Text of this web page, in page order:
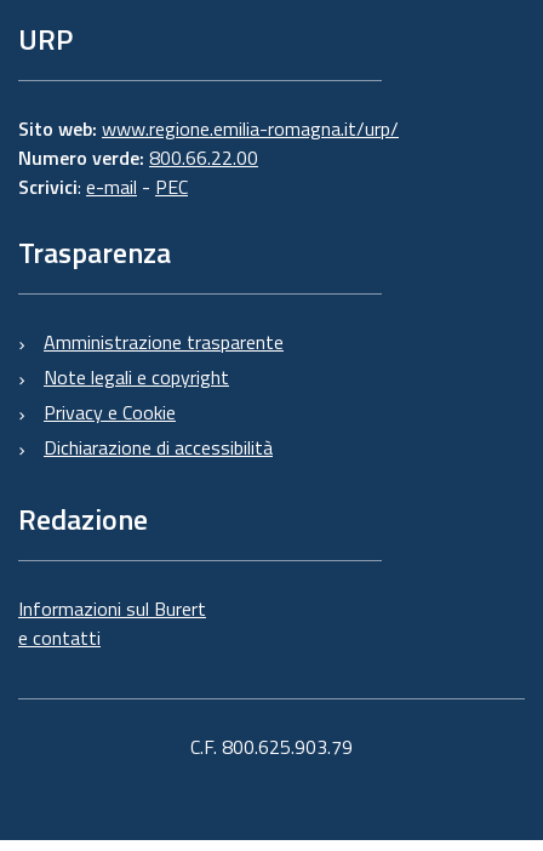
URP
Sito web: www.regione.emilia-romagna.it/urp/
Numero verde: 800.66.22.00
Scrivici: e-mail - PEC
Trasparenza
Amministrazione trasparente
Note legali e copyright
Privacy e Cookie
Dichiarazione di accessibilità
Redazione
Informazioni sul Burert
e contatti
C.F. 800.625.903.79